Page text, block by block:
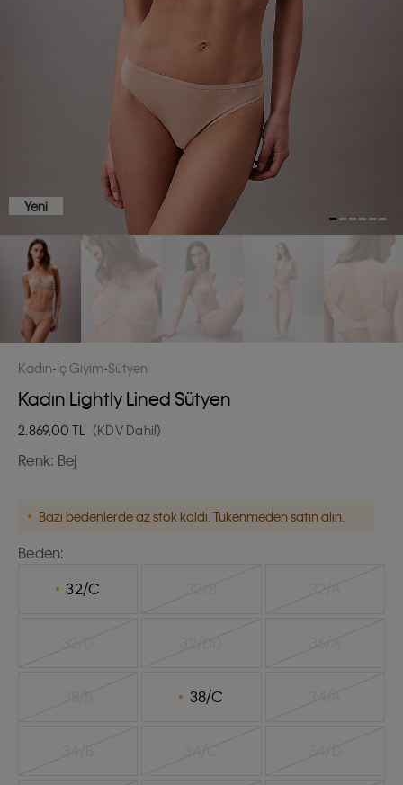
Yeni
Kadın İç Giyim Sütyen
Kadın Lightly Lined Sütyen
2.869,00 TL (KDV Dahil)
Renk: Bej
Bazı bedenlerde az stok kaldı. Tükenmeden satın alın.
Beden:
32/C
38/C